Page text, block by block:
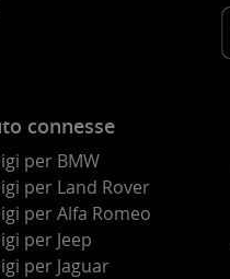
connesse
per BMW
per Land Rover
per Alfa Romeo
per Jeep
per Jaguar